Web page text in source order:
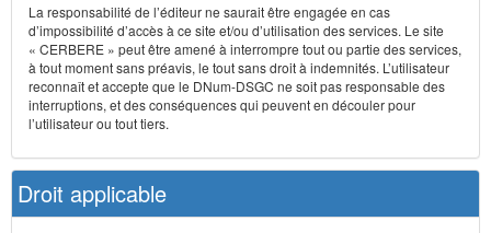
La responsabilité de l’éditeur ne saurait être engagée en cas
d’impossibilité d’accès à ce site et/ou d’utilisation des services. Le site
« CERBERE » peut être amené à interrompre tout ou partie des services,
à tout moment sans préavis, le tout sans droit à indemnités. L’utilisateur
reconnaît et accepte que le DNum-DSGC ne soit pas responsable des
interruptions, et des conséquences qui peuvent en découler pour
l’utilisateur ou tout tiers.
Droit applicable